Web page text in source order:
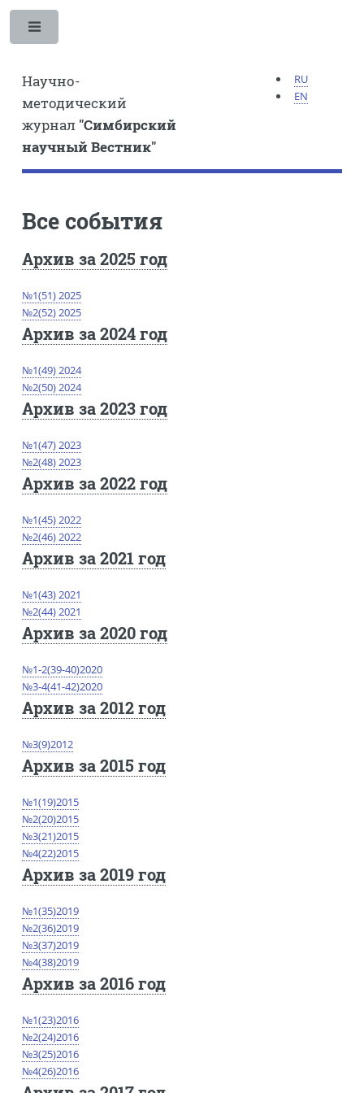
Научно-
методический
журнал "Симбирский
научный Вестник"
RU
EN
Все события
Архив за 2025 год
№1(51) 2025
№2(52) 2025
Архив за 2024 год
№1(49) 2024
№2(50) 2024
Архив за 2023 год
№1(47) 2023
№2(48) 2023
Архив за 2022 год
№1(45) 2022
№2(46) 2022
Архив за 2021 год
№1(43) 2021
№2(44) 2021
Архив за 2020 год
№1-2(39-40)2020
№3-4(41-42)2020
Архив за 2012 год
№3(9)2012
Архив за 2015 год
№1(19)2015
№2(20)2015
№3(21)2015
№4(22)2015
Архив за 2019 год
№1(35)2019
№2(36)2019
№3(37)2019
№4(38)2019
Архив за 2016 год
№1(23)2016
№2(24)2016
№3(25)2016
№4(26)2016